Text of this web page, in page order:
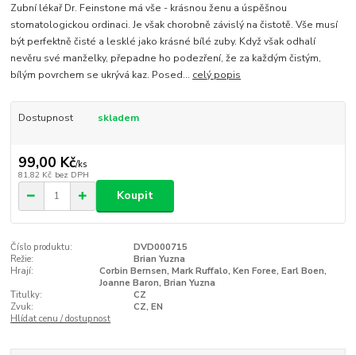
Zubní lékař Dr. Feinstone má vše - krásnou ženu a úspěšnou
stomatologickou ordinaci. Je však chorobně závislý na čistotě. Vše musí
být perfektně čisté a lesklé jako krásné bílé zuby. Když však odhalí
nevěru své manželky, přepadne ho podezření, že za každým čistým,
bílým povrchem se ukrývá kaz. Posed... celý popis
Dostupnost skladem
99,00 Kč/ks
81,82 Kč bez DPH
Koupit
Číslo produktu:
DVD000715
Režie:
Brian Yuzna
Hrají:
Corbin Bernsen, Mark Ruffalo, Ken Foree, Earl Boen,
Joanne Baron, Brian Yuzna
Titulky:
CZ
Zvuk:
CZ, EN
Hlídat cenu / dostupnost